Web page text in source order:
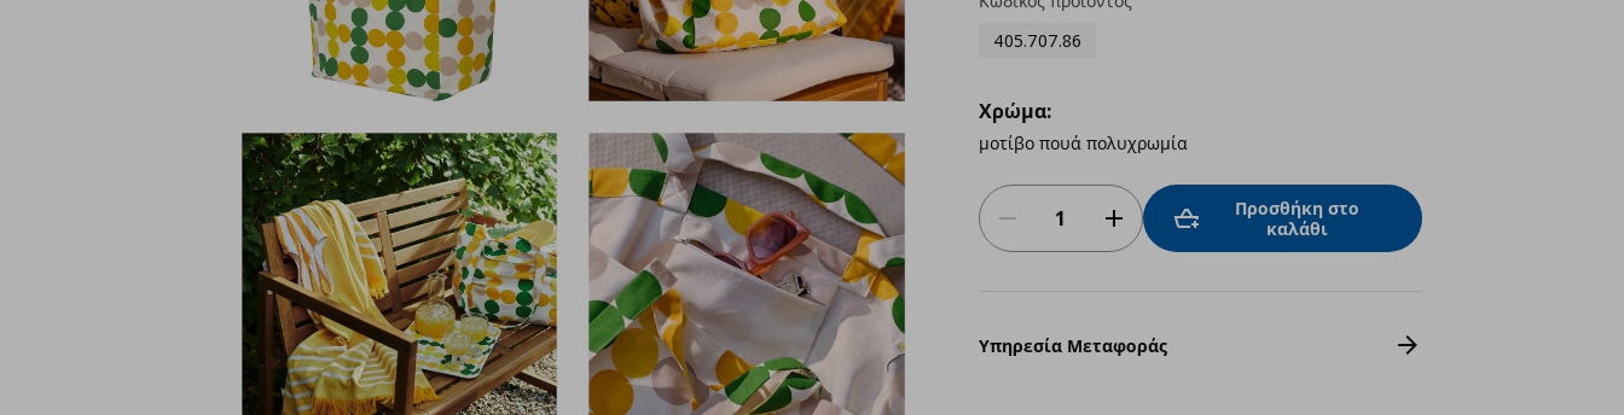
405.707.86
Χρώμα:
μοτίβο πουά πολυχρωμία
Προσθήκη στο
καλάθι
Υπηρεσία Μεταφοράς